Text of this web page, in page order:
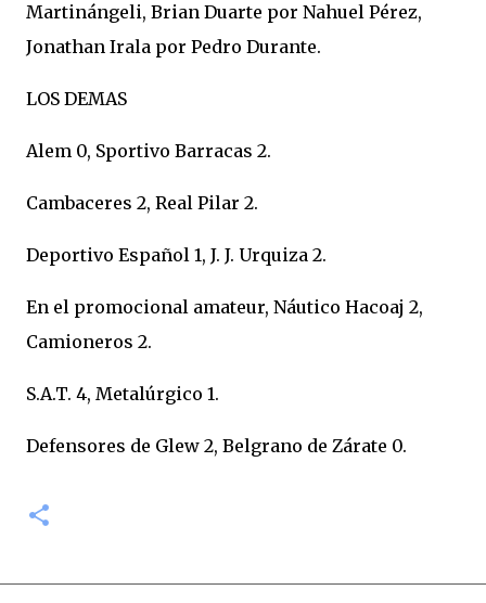
Martinángeli, Brian Duarte por Nahuel Pérez,
Jonathan Irala por Pedro Durante.
LOS DEMAS
Alem 0, Sportivo Barracas 2.
Cambaceres 2, Real Pilar 2.
Deportivo Español 1, J. J. Urquiza 2.
En el promocional amateur, Náutico Hacoaj 2,
Camioneros 2.
S.A.T. 4, Metalúrgico 1.
Defensores de Glew 2, Belgrano de Zárate 0.